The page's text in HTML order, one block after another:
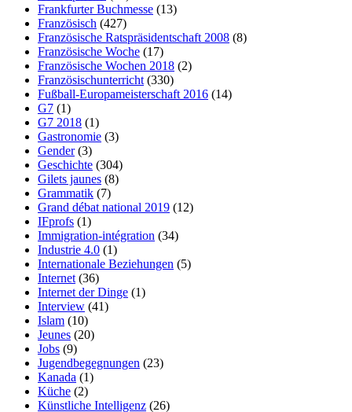
Frankfurter Buchmesse (13)
Französisch (427)
Französische Ratspräsidentschaft 2008 (8)
Französische Woche (17)
Französische Wochen 2018 (2)
Französischunterricht (330)
Fußball-Europameisterschaft 2016 (14)
G7 (1)
G7 2018 (1)
Gastronomie (3)
Gender(3)
Geschichte (304)
Gilets jaunes (8)
Grammatik (7)
Grand débat national 2019 (12)
IFprofs (1)
Immigration-intégration (34)
Industrie 4.0 (1)
Internationale Beziehungen (5)
Internet (36)
Internet der Dinge (1)
Interview (41)
Islam (10)
Jeunes (20)
Jobs (9)
Jugendbegegnungen (23)
Kanada (1)
Küche (2)
Künstliche Intelligenz (26)